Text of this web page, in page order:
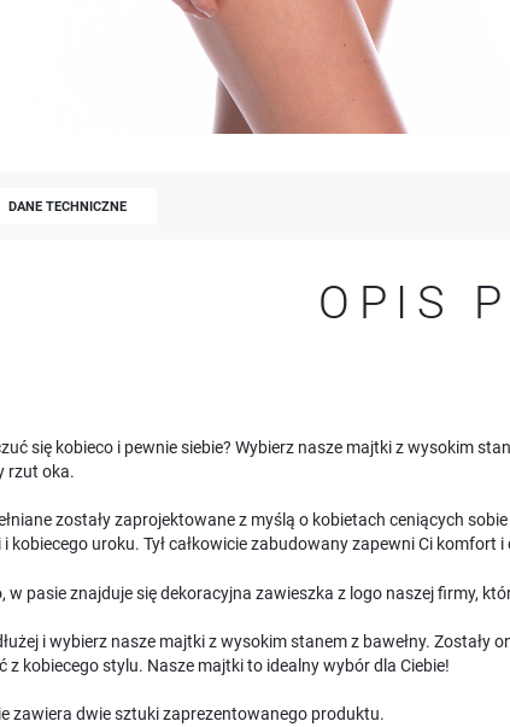
DANE TECHNICZNE
OPIS
się kobieco i pewnie siebie? Wybierz nasze majtki z wysokim
rzut oka.
zostały zaprojektowane z myślą o kobietach ceniących
kobiecego uroku. Tył całkowicie zabudowany zapewni Ci komfort i
w pasie znajduje się dekoracyjna zawieszka z logo naszej firmy,
i wybierz nasze majtki z wysokim stanem z bawełny.
z kobiecego stylu. Nasze majtki to idealny wybór dla Ciebie!
zawiera dwie sztuki zaprezentowanego produktu.